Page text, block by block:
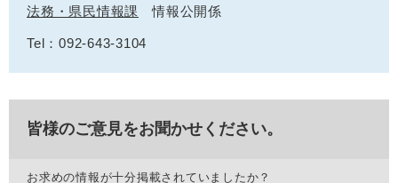
法務・県民情報課 情報公開係
Tel：092-643-3104
皆様のご意見をお聞かせください。
お求めの情報が十分掲載されていましたか？